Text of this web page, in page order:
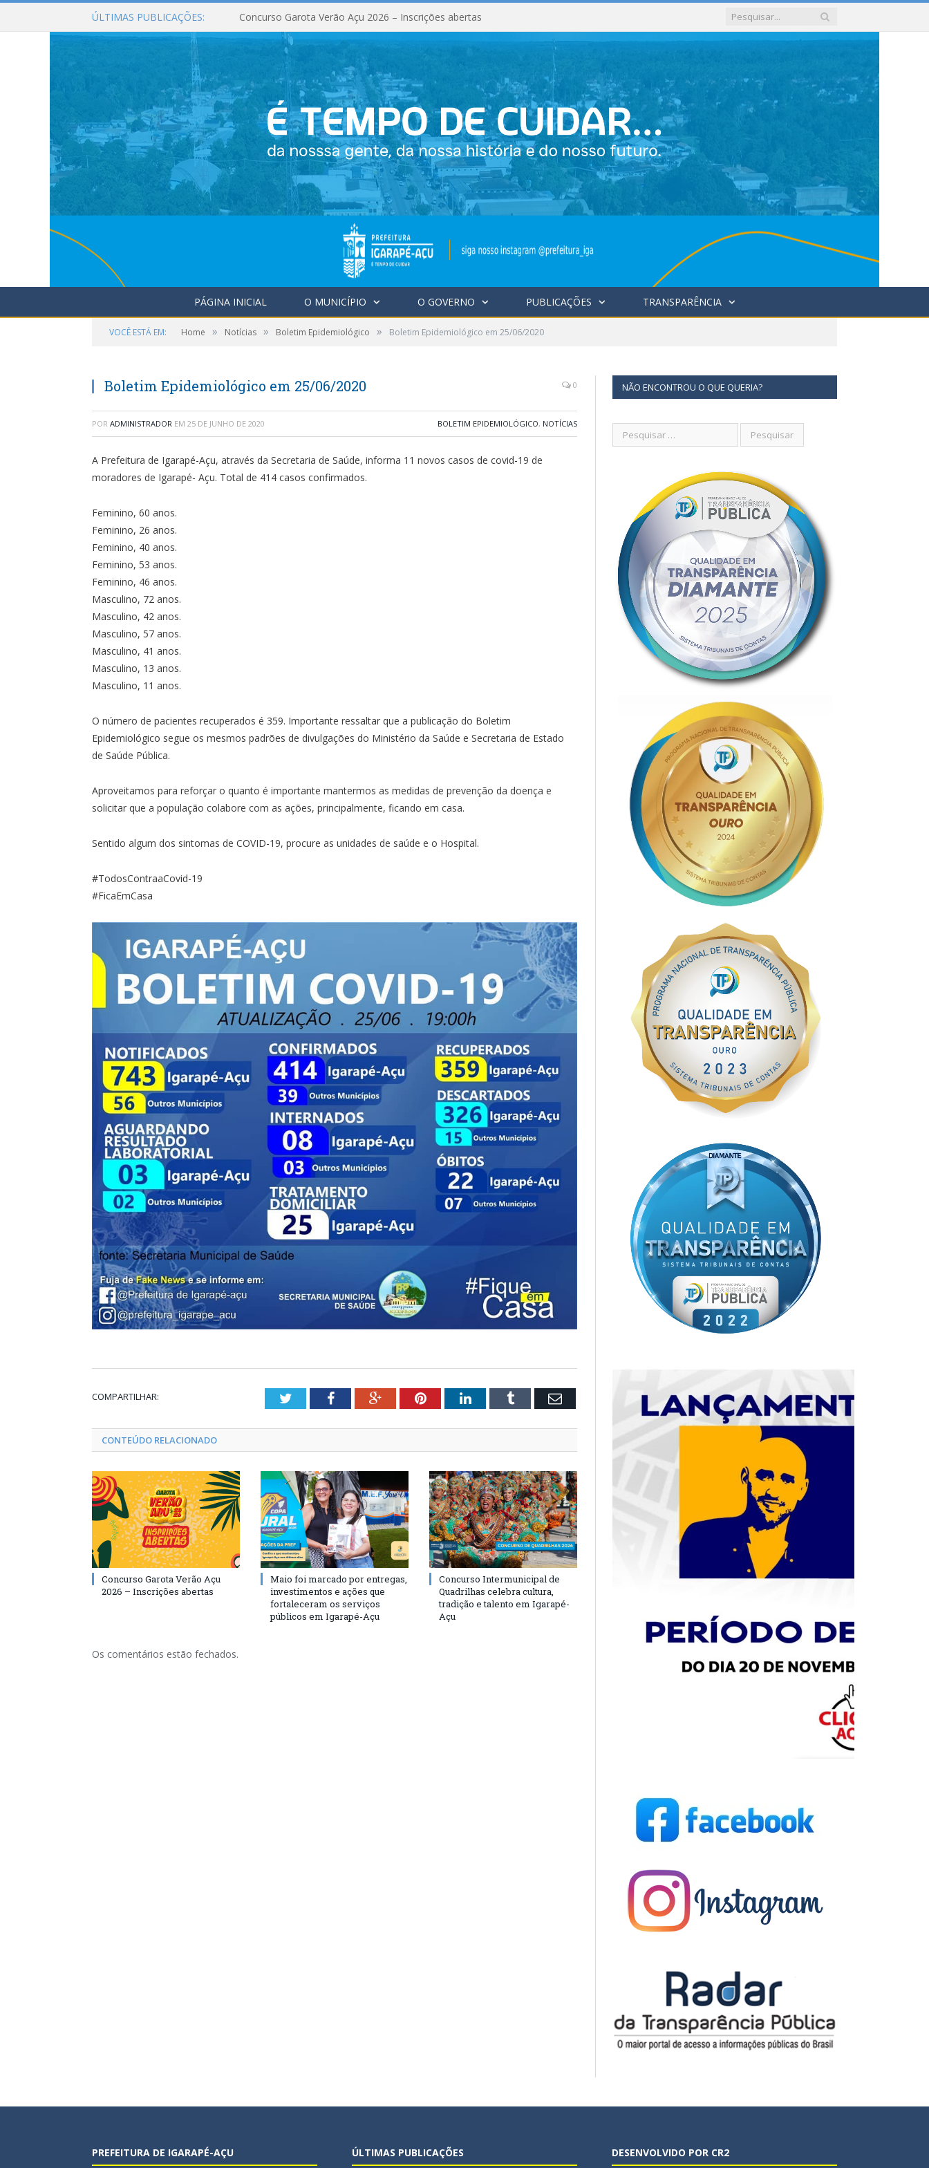
ÚLTIMAS PUBLICAÇÕES: Concurso Garota Verão Açu 2026 – Inscrições abertas
PÁGINA INICIAL O MUNICÍPIO O GOVERNO PUBLICAÇÕES TRANSPARÊNCIA
VOCÊ ESTÁ EM: Home » Notícias » Boletim Epidemiológico » Boletim Epidemiológico em 25/06/2020
Boletim Epidemiológico em 25/06/2020 0
POR ADMINISTRADOR EM 25 DE JUNHO DE 2020 BOLETIM EPIDEMIOLÓGICO, NOTÍCIAS
A Prefeitura de Igarapé-Açu, através da Secretaria de Saúde, informa 11 novos casos de covid-19 de
moradores de Igarapé- Açu. Total de 414 casos confirmados.
Feminino, 60 anos.
Feminino, 26 anos.
Feminino, 40 anos.
Feminino, 53 anos.
Feminino, 46 anos.
Masculino, 72 anos.
Masculino, 42 anos.
Masculino, 57 anos.
Masculino, 41 anos.
Masculino, 13 anos.
Masculino, 11 anos.
O número de pacientes recuperados é 359. Importante ressaltar que a publicação do Boletim
Epidemiológico segue os mesmos padrões de divulgações do Ministério da Saúde e Secretaria de Estado
de Saúde Pública.
Aproveitamos para reforçar o quanto é importante mantermos as medidas de prevenção da doença e
solicitar que a população colabore com as ações, principalmente, ficando em casa.
Sentido algum dos sintomas de COVID-19, procure as unidades de saúde e o Hospital.
#TodosContraaCovid-19
#FicaEmCasa
COMPARTILHAR: TwitterFacebookGoogle+PinterestLinkedInTumblr Email
CONTEÚDO RELACIONADO
Concurso Garota Verão Açu
2026 – Inscrições abertas
Maio foi marcado por entregas,
investimentos e ações que
fortaleceram os serviços
públicos em Igarapé-Açu
Concurso Intermunicipal de
Quadrilhas celebra cultura,
tradição e talento em Igarapé-
Açu
Os comentários estão fechados.
NÃO ENCONTROU O QUE QUERIA?
PREFEITURA DE IGARAPÉ-AÇU ÚLTIMAS PUBLICAÇÕES DESENVOLVIDO POR CR2